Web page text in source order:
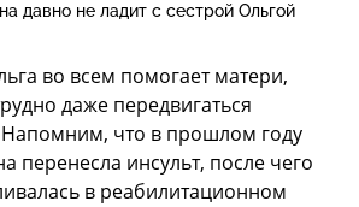
давно не ладит с сестрой Ольгой
во всем помогает матери,
даже передвигаться
Напомним, что в прошлом году
перенесла инсульт, после чего
в реабилитационном